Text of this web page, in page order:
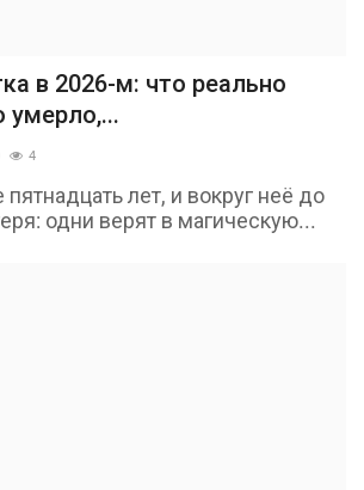
в 2026-м: что реально
умерло,...
4
лет, и вокруг неё до
одни верят в магическую...